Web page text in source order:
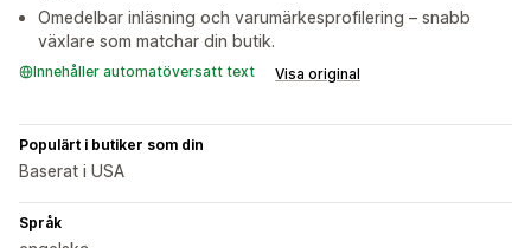
Omedelbar inläsning och varumärkesprofilering – snabb
växlare som matchar din butik.
Innehåller automatöversatt text Visa original
Populärt i butiker som din
Baserat i USA
Språk